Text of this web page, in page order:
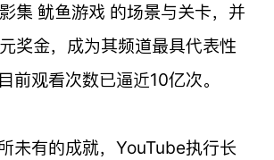
集 鱿鱼游戏 的场景与关卡，并
奖金，成为其频道最具代表性
前观看次数已逼近10亿次。
未有的成就，YouTube执行长